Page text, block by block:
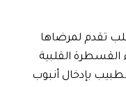
تقدم لمرضاها
القسطرة القلبية
بإدخال أنبوب